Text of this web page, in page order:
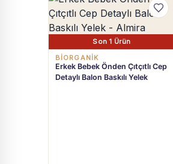
Son 1 Ürün
BIORGANIK
Erkek Bebek Önden Çıtçıtlı Cep
Detaylı Balon Baskılı Yelek